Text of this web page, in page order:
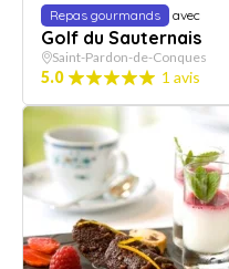
Repas gourmands avec
Golf du Sauternais
Saint-Pardon-de-Conques
5.0 1 avis